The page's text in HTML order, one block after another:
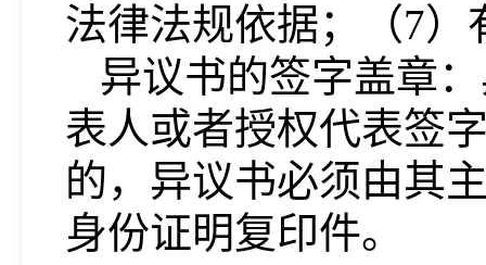
法律法规依据；（7）
异议书的签字盖章
表人或者授权代表签
的，异议书必须由其
身份证明复印件。